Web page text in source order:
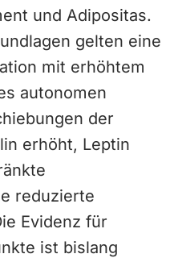
und Adipositas.
gelten eine
mit erhöhtem
autonomen
der
erhöht, Leptin
reduzierte
Evidenz für
ist bislang